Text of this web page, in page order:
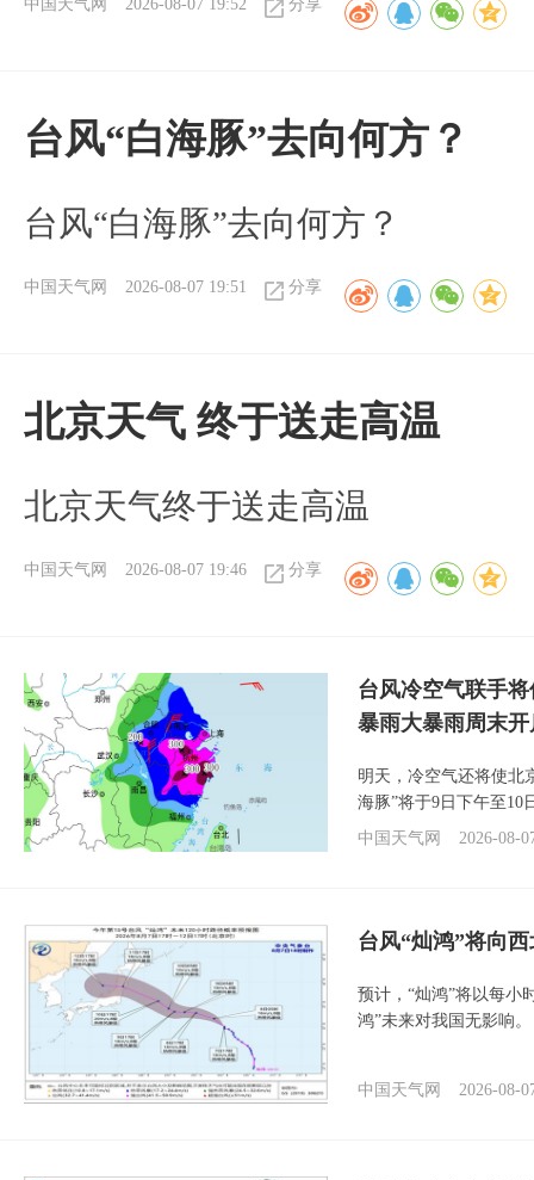
中国天气网 2026-08-07 19:52 分享
台风“白海豚”去向何方？
台风“白海豚”去向何方？
中国天气网 2026-08-07 19:51 分享
北京天气 终于送走高温
北京天气终于送走高温
中国天气网 2026-08-07 19:46 分享
台风冷空气联手
暴雨大暴雨周末开
明天，冷空气还将使北
海豚”将于9日下午至10
中国天气网
2026-08-
台风“灿鸿”将向
预计，“灿鸿”将以每小
鸿”未来对我国无影响。
中国天气网 2026-08-